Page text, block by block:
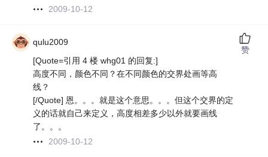
2009-10-12
qulu2009
[Quote=引用 4 楼 whg01 的回复:]
高度不同，颜色不同？在不同颜色的交界处画等高
线？
[/Quote] 恩。。。就是这个意思。。。但这个交界的定
义的话就自己来定义，高度相差多少以外就要画线
了。。。
2009-10-12
赞